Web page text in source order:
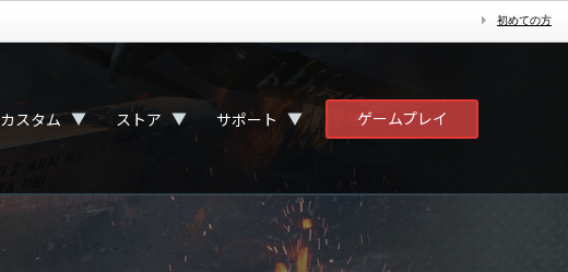
初めての方
カスタム ▼ ストア ▼ サポート ▼ ゲームプレイ